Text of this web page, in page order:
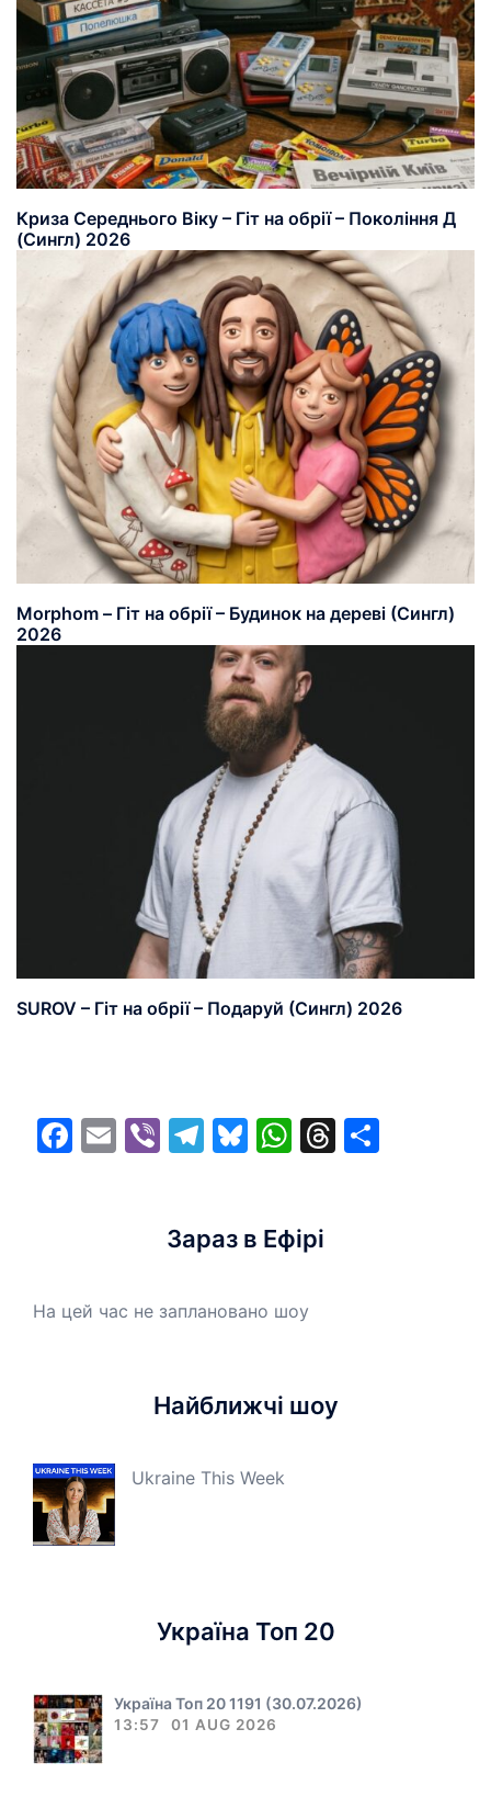
Криза Середнього Віку – Гіт на обрії – Покоління Д
(Сингл) 2026
Morphom – Гіт на обрії – Будинок на дереві (Сингл)
2026
SUROV – Гіт на обрії – Подаруй (Сингл) 2026
Facebook
EmailViberTelegram
Bluesky
WhatsApp
Threads
Зараз в Ефірі
На цей час не заплановано шоу
Найближчі шоу
Ukraine This Week
Україна Топ 20
Україна Топ 20 1191 (30.07.2026)
13:57 01 AUG 2026